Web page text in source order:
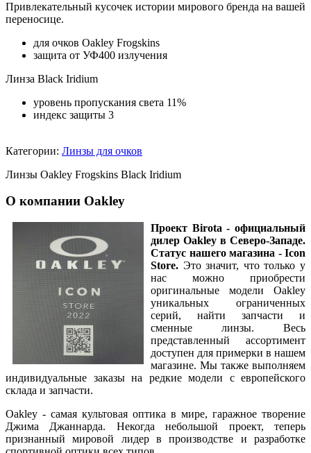
Привлекательный кусочек истории мирового бренда на вашей
переносице.
для очков Oakley Frogskins
защита от УФ400 излучения
Линза Black Iridium
уровень пропускания света 11%
индекс защиты 3
Категории: Линзы для очков
Линзы Oakley Frogskins Black Iridium
О компании Oakley
Проект Birota - официальный
дилер Oakley в Северо-Западе.
Статус нашего магазина - Icon
Store. Это значит, что только у
нас можно приобрести
оригинальные модели Oakley
уникальных ограниченных
серий, найти запчасти и
сменные линзы. Весь
представленный ассортимент
доступен для примерки в нашем
магазине. Мы также выполняем
индивидуальные заказы на редкие модели с европейского
склада и запчасти.
Oakley - самая культовая оптика в мире, гаражное творение
Джима Джаннарда. Некогда небольшой проект, теперь
признанный мировой лидер в производстве и разработке